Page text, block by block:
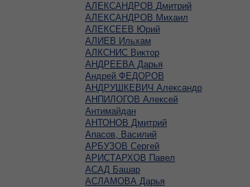
АЛЕКСАНДРОВ Дмитрий
АЛЕКСАНДРОВ Михаил
АЛЕКСЕЕВ Юрий
АЛИЕВ Ильхам
АЛКСНИС Виктор
АНДРЕЕВА Дарья
Андрей ФЕДОРОВ
АНДРУШКЕВИЧ Александр
АНПИЛОГОВ Алексей
Антимайдан
АНТОНОВ Дмитрий
Апасов, Василий
АРБУЗОВ Сергей
АРИСТАРХОВ Павел
АСАД Башар
АСЛАМОВА Дарья